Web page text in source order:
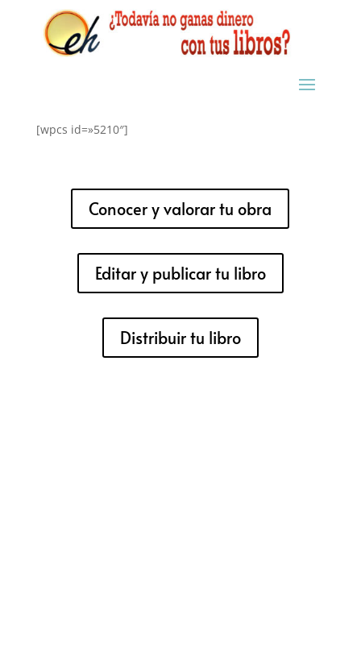
[wpcs id=»5210″]
Conocer y valorar tu obra
Editar y publicar tu libro
Distribuir tu libro